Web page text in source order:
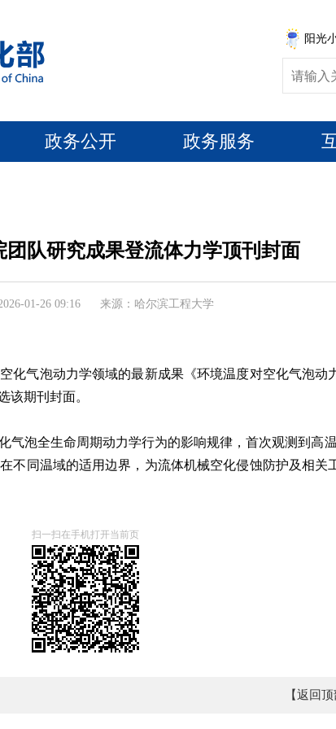
阳光
政务公开 政务服务
团队研究成果登流体力学顶刊封面
01-26 09:16 来源：哈尔滨工程大学
化气泡动力学领域的最新成果《环境温度对空化气泡动
该期刊封面。
泡全生命周期动力学行为的影响规律，首次观测到高
不同温域的适用边界，为流体机械空化侵蚀防护及相关
扫一扫在手机打开当前页
【返回顶